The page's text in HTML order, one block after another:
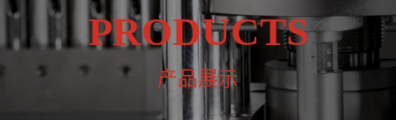
PRODUCTS
产品展示